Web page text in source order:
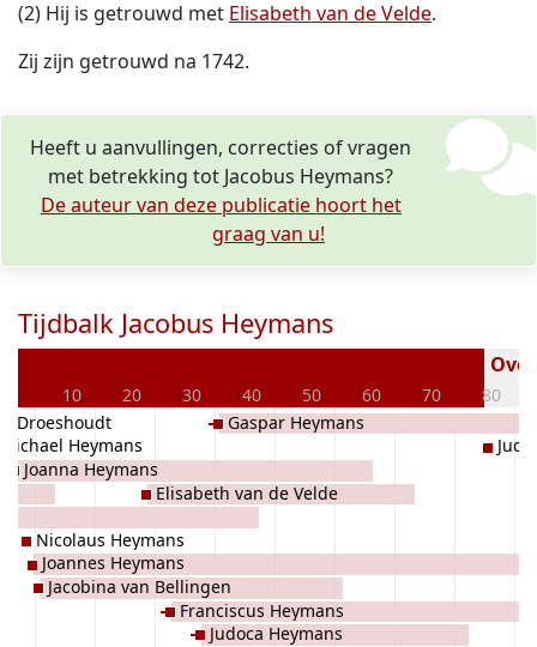
(2) Hij is getrouwd met Elisabeth van de Velde.
Zij zijn getrouwd na 1742.
Heeft u aanvullingen, correcties of vragen
met betrekking tot Jacobus Heymans?
De auteur van deze publicatie hoort het
graag van u!
Tijdbalk Jacobus Heymans
10 20 30 40 50 60 70 80
Droeshoudt
Michael Heymans
Joanna Heymans
Nicolaus Heymans
Joannes Heymans
Jacobina van Bellingen
Elisabeth van de Velde
Franciscus Heymans
Judoca Heymans
Gaspar Heymans